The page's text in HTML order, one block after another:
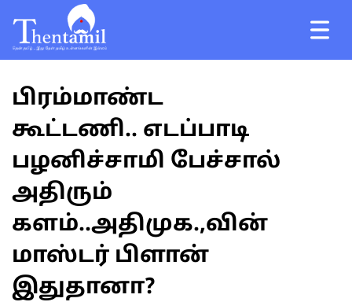
பிரம்மாண்ட
கூட்டணி.. எடப்பாடி
பழனிச்சாமி பேச்சால்
அதிரும்
களம்..அதிமுக.,வின்
மாஸ்டர் பிளான்
இதுதானா?